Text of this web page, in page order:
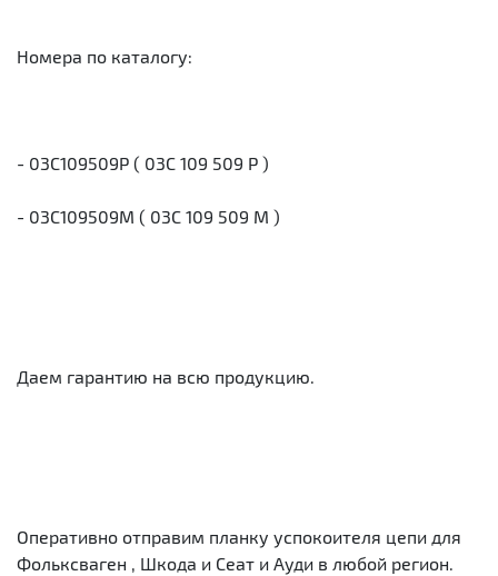
Номера по каталогу:
- 03C109509P ( 03C 109 509 P )
- 03C109509M ( 03C 109 509 M )
Даем гарантию на всю продукцию.
Оперативно отправим планку успокоителя цепи для
Фольксваген , Шкода и Сеат и Ауди в любой регион.